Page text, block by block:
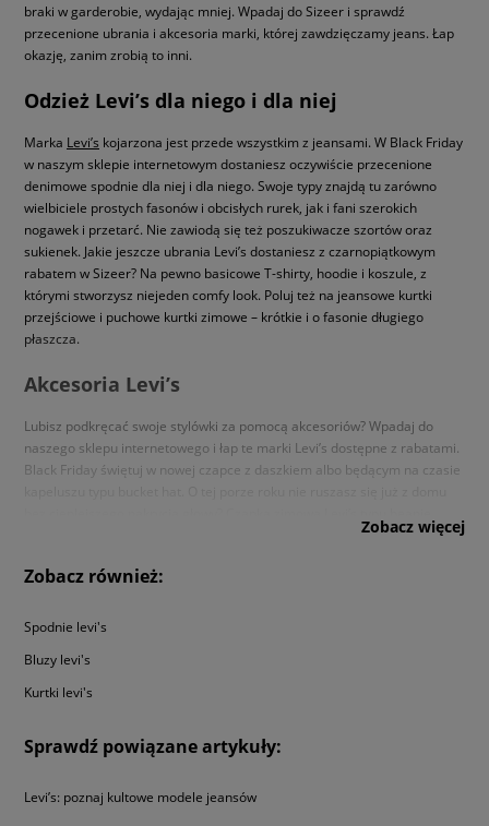
braki w garderobie, wydając mniej. Wpadaj do Sizeer i sprawdź
przecenione ubrania i akcesoria marki, której zawdzięczamy jeans. Łap
okazję, zanim zrobią to inni.
Odzież Levi’s dla niego i dla niej
Marka Levi’s kojarzona jest przede wszystkim z jeansami. W Black Friday
w naszym sklepie internetowym dostaniesz oczywiście przecenione
denimowe spodnie dla niej i dla niego. Swoje typy znajdą tu zarówno
wielbiciele prostych fasonów i obcisłych rurek, jak i fani szerokich
nogawek i przetarć. Nie zawiodą się też poszukiwacze szortów oraz
sukienek. Jakie jeszcze ubrania Levi’s dostaniesz z czarnopiątkowym
rabatem w Sizeer? Na pewno basicowe T-shirty, hoodie i koszule, z
którymi stworzysz niejeden comfy look. Poluj też na jeansowe kurtki
przejściowe i puchowe kurtki zimowe – krótkie i o fasonie długiego
płaszcza.
Akcesoria Levi’s
Lubisz podkręcać swoje stylówki za pomocą akcesoriów? Wpadaj do
naszego sklepu internetowego i łap te marki Levi’s dostępne z rabatami.
Black Friday świętuj w nowej czapce z daszkiem albo będącym na czasie
będzie świetnym uzupełnieniem outfitów na chłodniejszy czas i nie tylko.
W czarny piątek w Sizeer zawód nie spotka też tych, którzy za cel
mają wszystko, czego można wymagać od tego typu akcesorium. Są
Zobacz więcej
Zobacz również:
Spodnie levi's
Bluzy levi's
Kurtki levi's
Sprawdź powiązane artykuły:
Levi’s: poznaj kultowe modele jeansów